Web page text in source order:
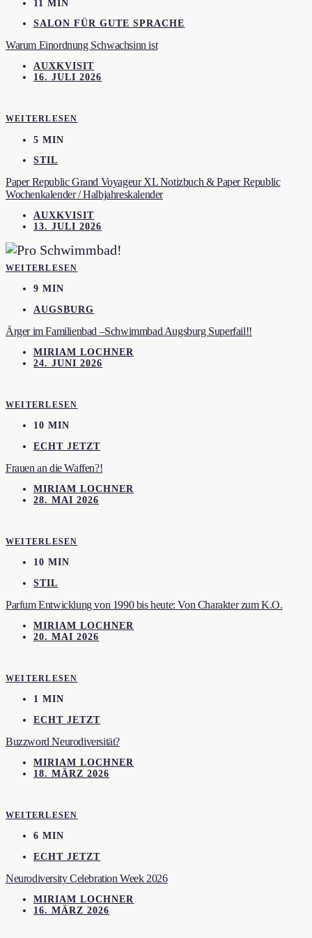
11 MIN
SALON FÜR GUTE SPRACHE
Warum Einordnung Schwachsinn ist
AUXKVISIT
16. JULI 2026
WEITERLESEN
5 MIN
STIL
Paper Republic Grand Voyageur XL Notizbuch & Paper Republic
Wochenkalender / Halbjahreskalender
AUXKVISIT
13. JULI 2026
WEITERLESEN
9 MIN
AUGSBURG
Ärger im Familienbad –Schwimmbad Augsburg Superfail!!
MIRIAM LOCHNER
24. JUNI 2026
WEITERLESEN
10 MIN
ECHT JETZT
Frauen an die Waffen?!
MIRIAM LOCHNER
28. MAI 2026
WEITERLESEN
10 MIN
STIL
Parfum Entwicklung von 1990 bis heute: Von Charakter zum K.O.
MIRIAM LOCHNER
20. MAI 2026
WEITERLESEN
1 MIN
ECHT JETZT
Buzzword Neurodiversität?
MIRIAM LOCHNER
18. MÄRZ 2026
WEITERLESEN
6 MIN
ECHT JETZT
Neurodiversity Celebration Week 2026
MIRIAM LOCHNER
16. MÄRZ 2026